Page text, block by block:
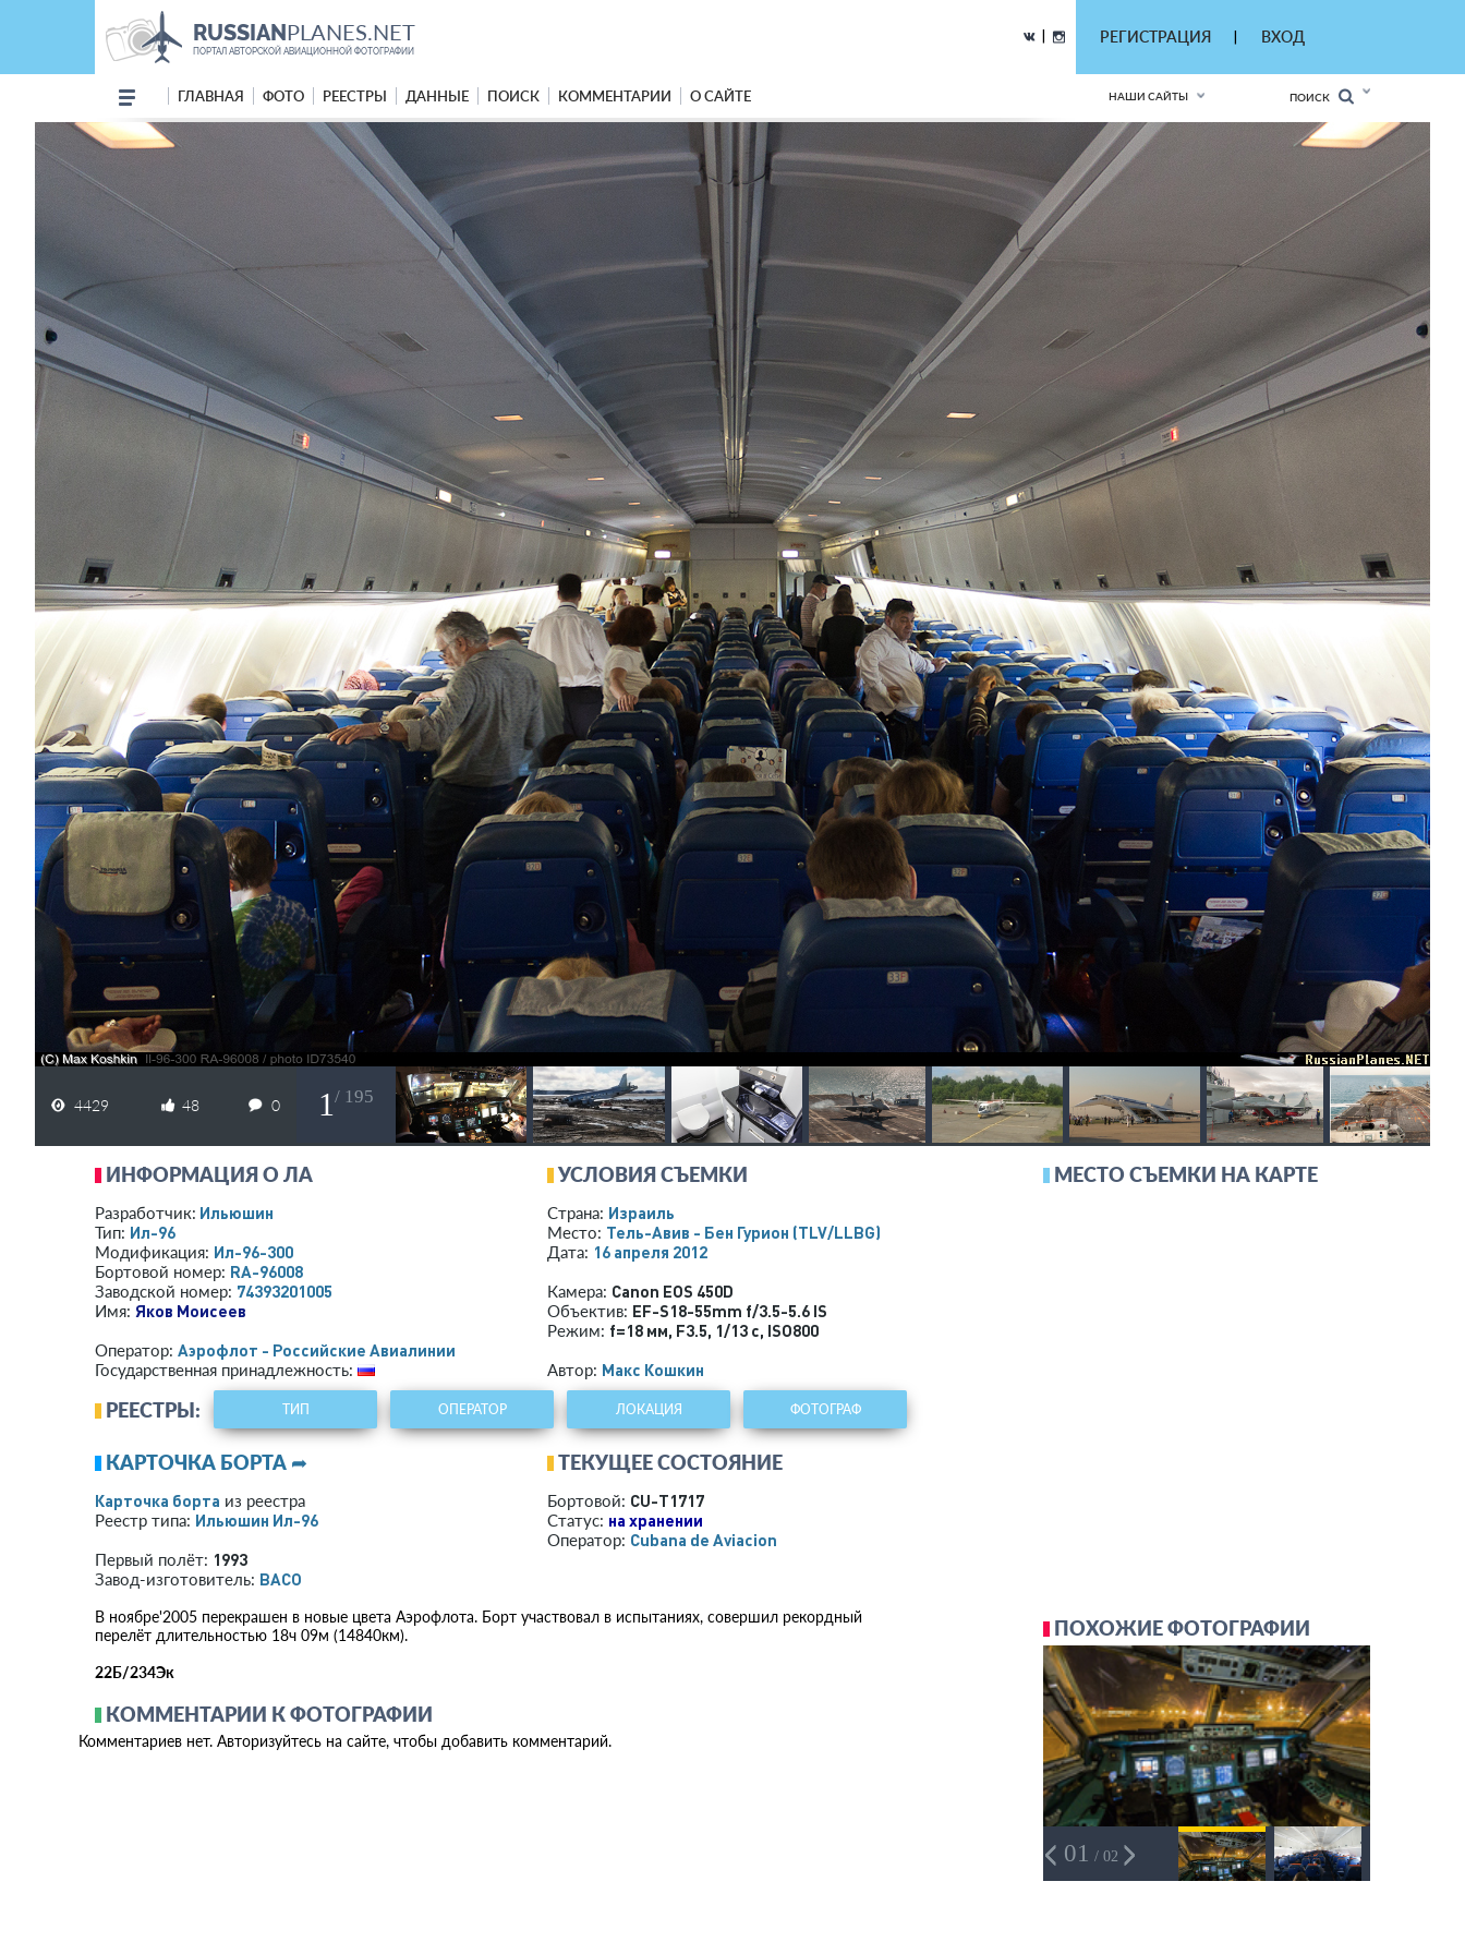
RUSSIANPLANES.NET
ПОРТАЛ АВТОРСКОЙ АВИАЦИОННОЙ ФОТОГРАФИИ
РЕГИСТРАЦИЯ ВХОД
ГЛАВНАЯ ФОТО РЕЕСТРЫ ДАННЫЕ ПОИСК КОММЕНТАРИИ О САЙТЕ НАШИ САЙТЫ ПОИСК
4429 48 0 1 / 195
ИНФОРМАЦИЯ О ЛА
Разработчик: Ильюшин
Тип: Ил-96
Модификация: Ил-96-300
Бортовой номер: RA-96008
Заводской номер: 74393201005
Имя: Яков Моисеев
Оператор: Аэрофлот - Российские Авиалинии
Государственная принадлежность:
УСЛОВИЯ СЪЕМКИ
Страна: Израиль
Место: Тель-Авив - Бен Гурион (TLV/LLBG)
Дата: 16 апреля 2012
Камера: Canon EOS 450D
Объектив: EF-S18-55mm f/3.5-5.6 IS
Режим: f=18 мм, F3.5, 1/13 с, ISO800
Автор: Макс Кошкин
РЕЕСТРЫ: ТИП ОПЕРАТОР ЛОКАЦИЯ ФОТОГРАФ
КАРТОЧКА БОРТА ➦
Карточка борта из реестра
Реестр типа: Ильюшин Ил-96
Первый полёт: 1993
Завод-изготовитель: ВАСО
ТЕКУЩЕЕ СОСТОЯНИЕ
Бортовой: CU-T1717
Статус: на хранении
Оператор: Cubana de Aviacion
В ноябре'2005 перекрашен в новые цвета Аэрофлота. Борт участвовал в испытаниях, совершил рекордный
перелёт длительностью 18ч 09м (14840км).
22Б/234Эк
КОММЕНТАРИИ К ФОТОГРАФИИ
Комментариев нет. Авторизуйтесь на сайте, чтобы добавить комментарий.
МЕСТО СЪЕМКИ НА КАРТЕ
ПОХОЖИЕ ФОТОГРАФИИ
01 / 02